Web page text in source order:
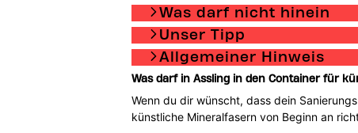
Was darf nicht hinein
Unser Tipp
Allgemeiner Hinweis
Was darf in Assling in den Container für
Wenn du dir wünscht, dass dein
künstliche Mineralfasern von Beginn an